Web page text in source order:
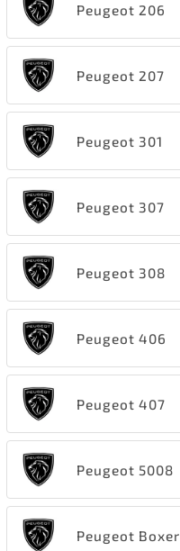
Peugeot 206
Peugeot 207
Peugeot 301
Peugeot 307
Peugeot 308
Peugeot 406
Peugeot 407
Peugeot 5008
Peugeot Boxer